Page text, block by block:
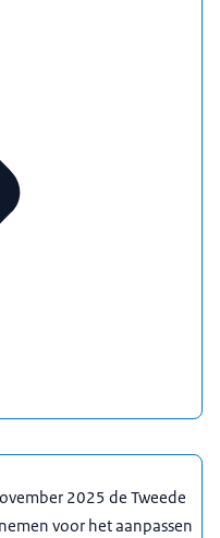
2025 de Tweede
voor het aanpassen